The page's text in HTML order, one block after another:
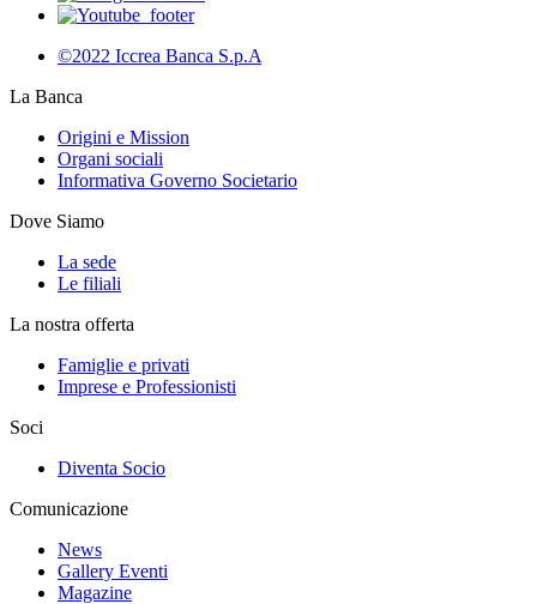
©2022 Iccrea Banca S.p.A
La Banca
Origini e Mission
Organi sociali
Informativa Governo Societario
Dove Siamo
La sede
Le filiali
La nostra offerta
Famiglie e privati
Imprese e Professionisti
Soci
Diventa Socio
Comunicazione
News
Gallery Eventi
Magazine